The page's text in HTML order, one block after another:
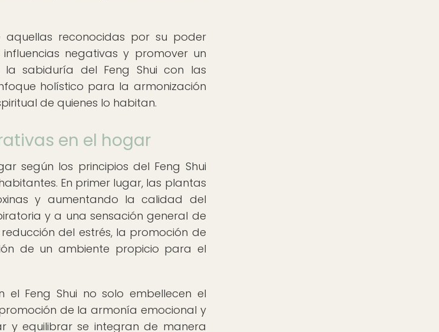
reconocidas por su poder
negativas y promover un
sabiduría del Feng Shui con las
holístico para la armonización
de quienes lo habitan.
en el hogar
según los principios del Feng Shui
En primer lugar, las plantas
y aumentando la calidad del
y a una sensación general de
del estrés, la promoción de
de un ambiente propicio para el
Feng Shui no solo embellecen el
de la armonía emocional y
y equilibrar se integran de manera